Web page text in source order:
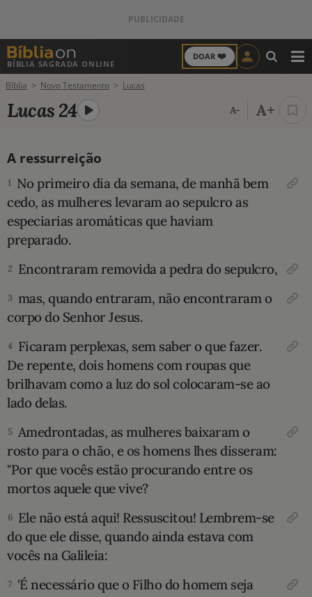
BÍBLIA SAGRADA ONLINE
DOAR ❤️
ANTIGO TESTAMENTO
VERSÍCULOS
VERSÍCULO DO DIA
PALAVRA DO DIA
SALMO DO DIA
DEVOCIONAL DIÁRIO
10 MANDAMENTOS
ESTUDOS BÍBLICOS
ESBOÇOS DE PREGAÇÃO
TEMAS
PERGUNTE À BÍBLIA
TERMO BÍBLICO JOGOS
QUEM SOMOS
LOJA BÍBLIAON
Bíblia Novo Testamento Lucas
Lucas 24 A- A+
A ressurreição
1 No primeiro dia da semana, de manhã bem
cedo, as mulheres levaram ao sepulcro as
especiarias aromáticas que haviam
preparado.
2 Encontraram removida a pedra do sepulcro,
3 mas, quando entraram, não encontraram o
corpo do Senhor Jesus.
4 Ficaram perplexas, sem saber o que fazer.
De repente, dois homens com roupas que
brilhavam como a luz do sol colocaram-se ao
lado delas.
5 Amedrontadas, as mulheres baixaram o
rosto para o chão, e os homens lhes disseram:
"Por que vocês estão procurando entre os
mortos aquele que vive?
6 Ele não está aqui! Ressuscitou! Lembrem-se
do que ele disse, quando ainda estava com
vocês na Galileia:
7 'É necessário que o Filho do homem seja